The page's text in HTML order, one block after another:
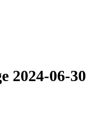
2024-06-30